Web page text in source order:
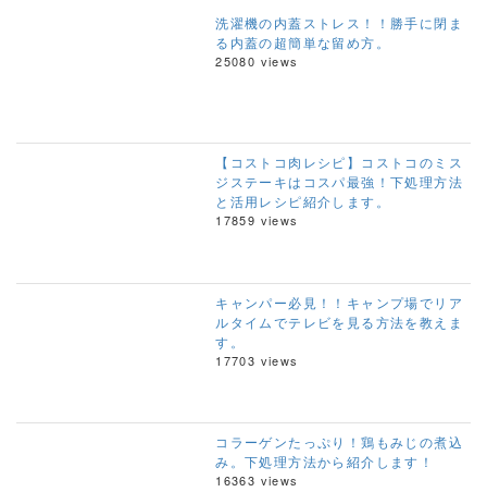
洗濯機の内蓋ストレス！！勝手に閉ま
る内蓋の超簡単な留め方。
25080 views
【コストコ肉レシピ】コストコのミス
ジステーキはコスパ最強！下処理方法
と活用レシピ紹介します。
17859 views
キャンパー必見！！キャンプ場でリア
ルタイムでテレビを見る方法を教えま
す。
17703 views
コラーゲンたっぷり！鶏もみじの煮込
み。下処理方法から紹介します！
16363 views